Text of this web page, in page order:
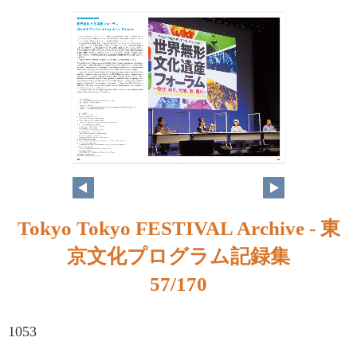
Tokyo Tokyo FESTIVAL Archive - 東
京文化プログラム記録集
57/170
1053